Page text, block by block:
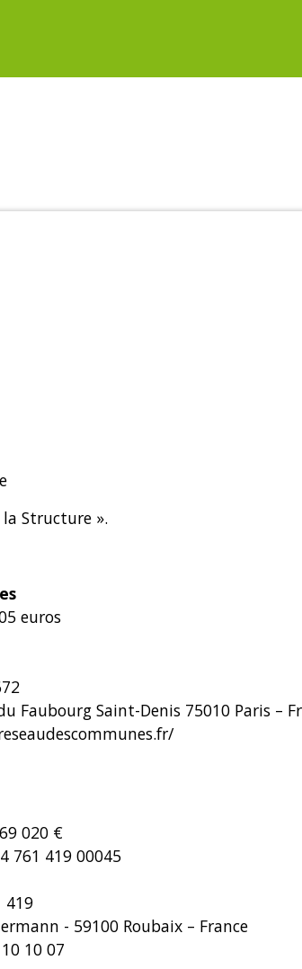
Structure ».
euros
Faubourg Saint-Denis 75010 Paris –
020 €
761 419 00045
419
- 59100 Roubaix – France
10 07